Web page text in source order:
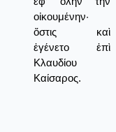
οἰκουμένην·
ὅστις καὶ
ἐγένετο ἐπὶ
Κλαυδίου
Καίσαρος.